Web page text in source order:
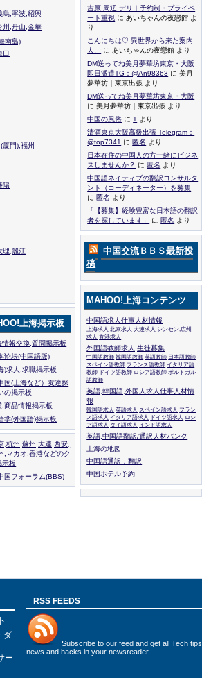
烏,寧波,紹興
州,舟山,金華
南島)
口
厦門),福州
陽
理,麗江
上海掲示板
情報交換,質問掲示板
论坛(中国語版)
)求人,求職掲示板
国(上海など）友達探
の掲示板
,商品情報掲示板
学(外国語)掲示板
,杭州,蘇州,大連,西安,
,マカオ,香港などのク
示板
国フォーラム(BBS)
吉原 周辺 デリ｜予約制・プライベ
ート重視 に あいちゃんの夜戀館 よ
り
こんにちは♡ 異世界から来た案内
人、
に あいちゃんの夜戀館 より
DM送ってね美月夢華坊東京・大阪
即日派遣TG：@An98363 に 美月
夢華坊｜東京出張 より
DM送ってね美月夢華坊東京・大阪
に 美月夢華坊｜東京出張 より
中国の風俗 に 1
より
清酒東京大阪高級出張 Telegram：
@top7341 に 匿名 より
日本在住の中国人の方一緒にビジネ
スしませんか？ に 匿名 より
中国語ネイティブの翻訳コンサルタ
ント（コーディネーター）を募集
に 匿名 より
「【募集】経験豊富な日本語の翻訳
者を探しています」
に 匿名 より
中国交流ＢＢＳ最新投
稿
MAHOO!上海コンテンツ
中国語求人仕事人材情報
上海求人 北京求人 大連求人 シンセン,広州
求人 香港求人
外国語教師求人,生徒募集
中国語教師 韓国語教師 英語教師 日本語教師
スペイン語教師 フランス語教師 イタリア語
教師 ドイツ語教師 ロシア語教師 ポルトガル
語教師
英語,韓国語,外国人求人仕事人材情
報
韓国語求人 英語求人 スペイン語求人 フラン
ス語求人 イタリア語求人 ドイツ語求人 ロシ
ア語求人 タイ語求人 インド語求人
英語,中国語翻訳/通訳人材バンク
上海の地図
中国語通訳，翻訳
中国ホテル予約
ダ
ー
RSS FEEDS
Subscribe to our feed and get all Tech tips,
news and hacks in your newsreader.